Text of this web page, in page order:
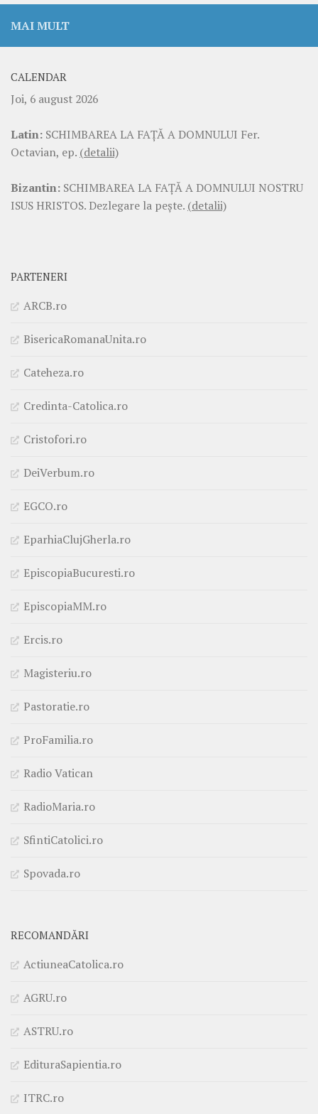
MAI MULT
CALENDAR
Joi, 6 august 2026
Latin: SCHIMBAREA LA FAŢĂ A DOMNULUI Fer.
Octavian, ep. (detalii)
Bizantin: SCHIMBAREA LA FAŢĂ A DOMNULUI NOSTRU
ISUS HRISTOS. Dezlegare la pește. (detalii)
PARTENERI
ARCB.ro
BisericaRomanaUnita.ro
Cateheza.ro
Credinta-Catolica.ro
Cristofori.ro
DeiVerbum.ro
EGCO.ro
EparhiaClujGherla.ro
EpiscopiaBucuresti.ro
EpiscopiaMM.ro
Ercis.ro
Magisteriu.ro
Pastoratie.ro
ProFamilia.ro
Radio Vatican
RadioMaria.ro
SfintiCatolici.ro
Spovada.ro
RECOMANDĂRI
ActiuneaCatolica.ro
AGRU.ro
ASTRU.ro
EdituraSapientia.ro
ITRC.ro